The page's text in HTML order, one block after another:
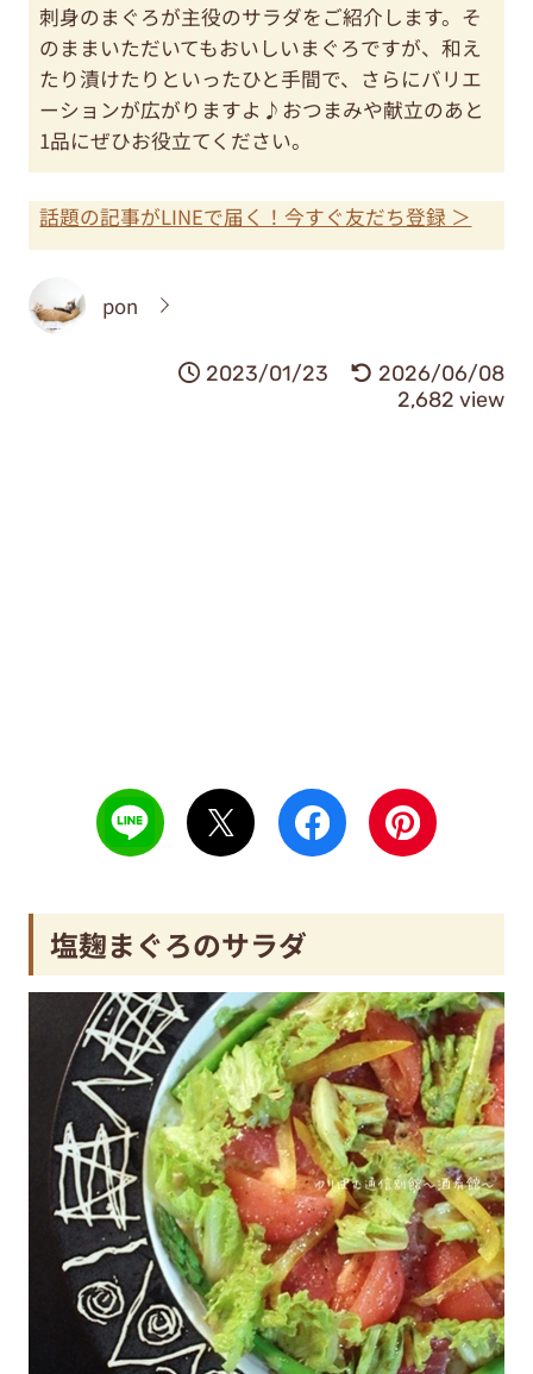
刺身のまぐろが主役のサラダをご紹介します。そ
のままいただいてもおいしいまぐろですが、和え
たり漬けたりといったひと手間で、さらにバリエ
ーションが広がりますよ♪おつまみや献立のあと
1品にぜひお役立てください。
話題の記事がLINEで届く！今すぐ友だち登録 ＞
pon
2023/01/23
2026/06/08
2,682 view
塩麹まぐろのサラダ